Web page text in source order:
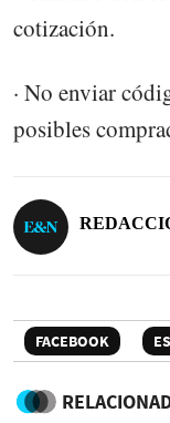
cotización.
· No enviar
posibles
FACEBOOK